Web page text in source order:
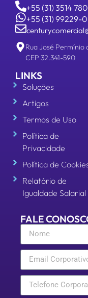
LINKS
Soluções
Termos de Uso
Política de
Privacidade
Política de Cookies
Relatório de
FALE CONOSCO